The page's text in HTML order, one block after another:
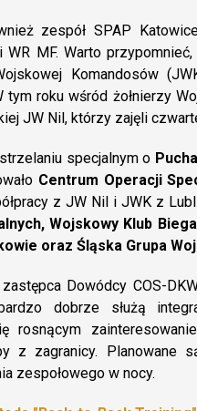
zespół SPAP
MF. Warto
Komandosów
tym roku wśród żołnierzy
JW Nil, którzy zajęli
specjalnym o
Centrum Operacji
z JW Nil i JWK z
Wojskowy Klub
oraz Śląska Grupa
Dowódcy COS-
dobrze służą
z zagranicy. Planowane
zespołowego w nocy.